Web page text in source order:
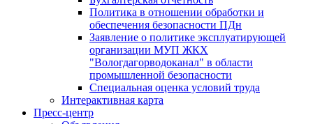
Политика в отношении обработки и
обеспечения безопасности ПДн
Заявление о политике эксплуатирующей
организации МУП ЖКХ
"Вологдагорводоканал" в области
промышленной безопасности
Специальная оценка условий труда
Интерактивная карта
Пресс-центр